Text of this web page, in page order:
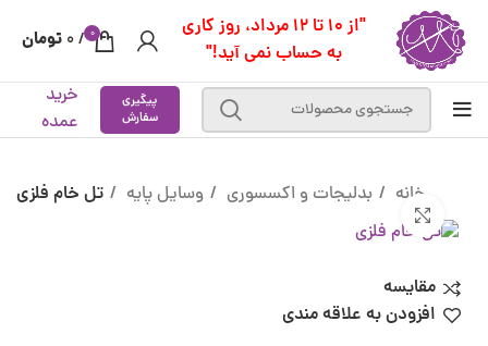
"از 10 تا 12 مرداد، روز کاری
به حساب نمی آید!"
0
/
0 تومان
پیگیری
سفارش
خرید
عمده
خانه بدلیجات و اکسسوری وسایل پایه تل خام فلزی
مقایسه
افزودن به علاقه مندی